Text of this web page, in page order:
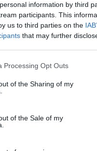
information by third
participants. This
us to third parties on the
that may further
website/app uses one or
or usage behaviour. You
to Google and its third-
specified purposes in
Processing Opt Outs
of the Sharing of my
of the Sale of my
στο Proson.gr
για όλες τις
Αγγλικών
στα χέρια σας